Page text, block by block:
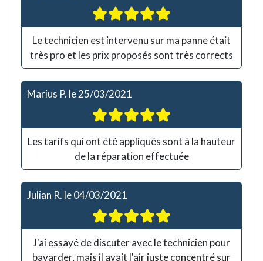
Le technicien est intervenu sur ma panne était
très pro et les prix proposés sont très corrects
Marius P. le25/03/2021
Les tarifs qui ont été appliqués sont à la hauteur
de la réparation effectuée
Julian R. le04/03/2021
J'ai essayé de discuter avec le technicien pour
bavarder, mais il avait l'air juste concentré sur